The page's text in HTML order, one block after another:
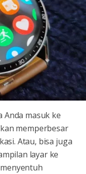
Anda masuk ke
memperbesar
Atau, bisa juga
layar ke